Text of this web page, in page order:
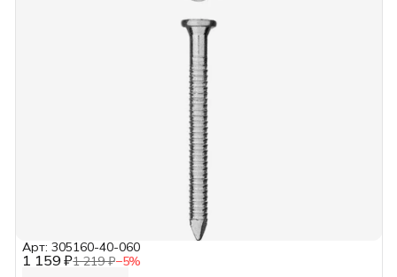
1 159 ₽1 219 ₽−5%
Арт: 305160-40-060